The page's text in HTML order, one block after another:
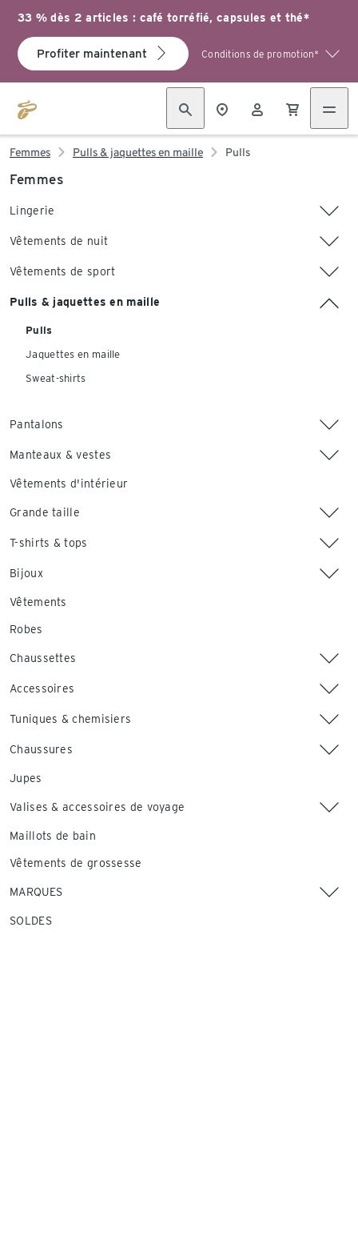
33 % dès 2 articles : café torréfié, capsules et thé*
Profiter maintenant Conditions de promotion*
Femmes Pulls & jaquettes en maille Pulls
Femmes
Lingerie
Vêtements de nuit
Vêtements de sport
Pulls & jaquettes en maille
Pulls
Jaquettes en maille
Sweat-shirts
Pantalons
Manteaux & vestes
Vêtements d'intérieur
Grande taille
T-shirts & tops
Bijoux
Vêtements
Robes
Chaussettes
Accessoires
Tuniques & chemisiers
Chaussures
Jupes
Valises & accessoires de voyage
Maillots de bain
Vêtements de grossesse
MARQUES
SOLDES